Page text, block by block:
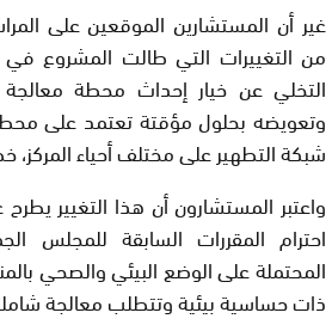
غير أن المستشارين الموقعين على
من التغييرات التي طالت المشروع
التخلي عن خيار إحداث محطة
وتعويضه بحلول مؤقتة تعتمد على
شبكة التطهير على مختلف أحياء
واعتبر المستشارون أن هذا التغيير
احترام المقررات السابقة للمجلس
المحتملة على الوضع البيئي والصحي
ذات حساسية بيئية وتتطلب معالجة